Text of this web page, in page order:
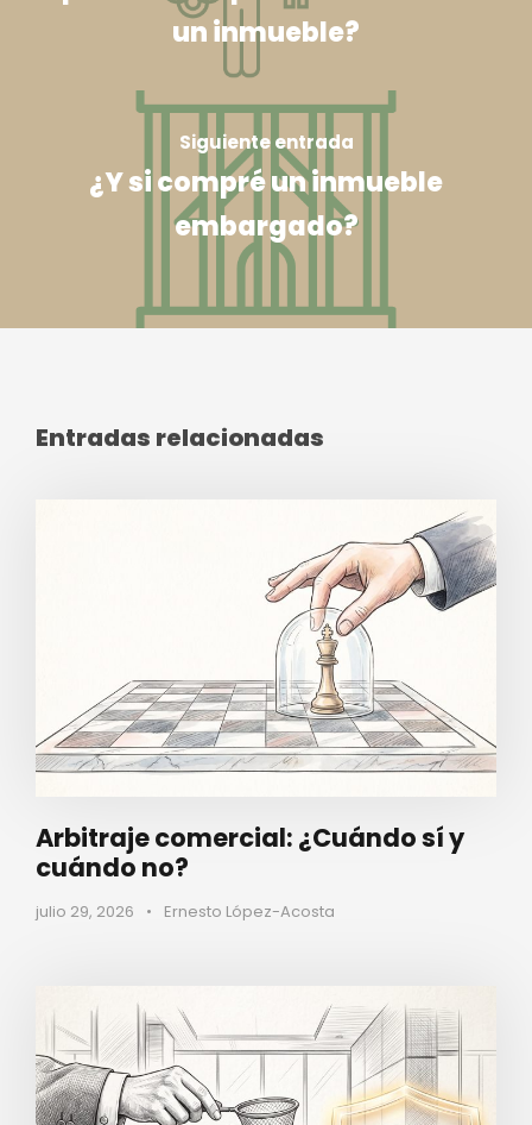
un inmueble?
Siguiente entrada
¿Y si compré un inmueble
embargado?
Entradas relacionadas
Arbitraje comercial: ¿Cuándo sí y
cuándo no?
julio 29, 2026 • Ernesto López-Acosta